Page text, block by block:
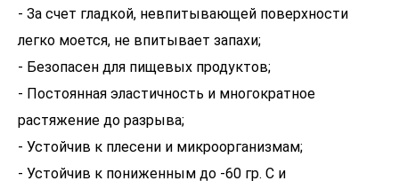
- За счет гладкой, невпитывающей поверхности
легко моется, не впитывает запахи;
- Безопасен для пищевых продуктов;
- Постоянная эластичность и многократное
растяжение до разрыва;
- Устойчив к плесени и микроорганизмам;
- Устойчив к пониженным до -60 гр. С и